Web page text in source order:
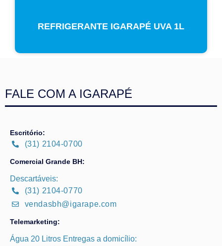
REFRIGERANTE IGARAPÉ UVA 1L
FALE COM A IGARAPÉ
Escritório:
(31) 2104-0700
Comercial Grande BH:
Descartáveis:
(31) 2104-0770
vendasbh@igarape.com
Telemarketing:
Água 20 Litros Entregas a domicílio: